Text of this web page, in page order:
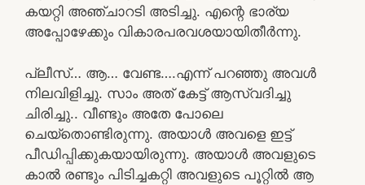
കയറ്റി അഞ്ചാറടി അടിച്ചു. എന്റെ ഭാര്യ
അപ്പോഴേക്കും വികാരപരവശയായിതീർന്നു.
പ്ലീസ്… ആ… വേണ്ട….എന്ന് പറഞ്ഞു അവൾ
നിലവിളിച്ചു. സാം അത് കേട്ട് ആസ്വദിച്ചു
ചിരിച്ചു.. വീണ്ടും അതേ പോലെ
ചെയ്തൊണ്ടിരുന്നു. അയാൾ അവളെ ഇട്ട്
പീഡിപ്പിക്കുകയായിരുന്നു. അയാൾ അവളുടെ
കാൽ രണ്ടും പിടിച്ചകറ്റി അവളുടെ പൂറ്റിൽ ആ